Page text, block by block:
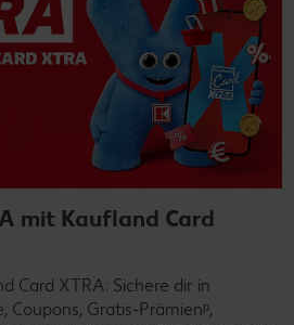
mit Kaufland Card
Card XTRA: Sichere dir in
Coupons, Gratis-Prämienᵖ,